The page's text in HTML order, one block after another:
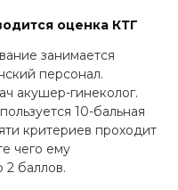
оценка КТГ
занимается
персонал.
акушер-гинеколог.
10-бальная
критериев проходит
чего ему
2 баллов.